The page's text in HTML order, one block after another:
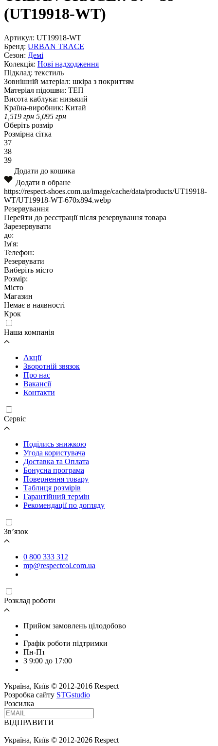
(UT19918-WT)
Артикул: UT19918-WT
Бренд: URBAN TRACE
Сезон: Демі
Колекція: Нові надходження
Підклад: текстиль
Зовнішній матеріал: шкіра з покриттям
Матеріал підошви: ТЕП
Висота каблука: низький
Країна-виробник: Китай
1,519 грн 5,095 грн
Оберіть розмір
Розмірна сітка
37
38
39
Додати до кошика
Додати в обране
https://respect-shoes.com.ua/image/cache/data/products/UT19918-
WT/UT19918-WT-670x894.webp
Резервування
Перейти до реєстрації після резервування товара
Зарезервувати
до:
Ім'я:
Телефон:
Резервувати
Виберіть місто
Розмір:
Місто
Магазин
Немає в наявності
Крок
Наша компанія
Акції
Зворотній звязок
Про нас
Вакансії
Контакти
Cервіс
Поділись знижкою
Угода користувача
Доставка та Оплата
Бонусна програма
Повернення товару
Таблиця розмірів
Гарантійний термін
Рекомендації по догляду
Зв’язок
0 800 333 312
mp@respectcol.com.ua
Розклад роботи
Прийом замовлень цілодобово
Графік роботи підтримки
Пн-Пт
З 9:00 до 17:00
Україна, Київ © 2012-2016 Respect
Розробка сайту STGstudio
Розсилка
ВІДПРАВИТИ
Україна, Київ © 2012-2026 Respect